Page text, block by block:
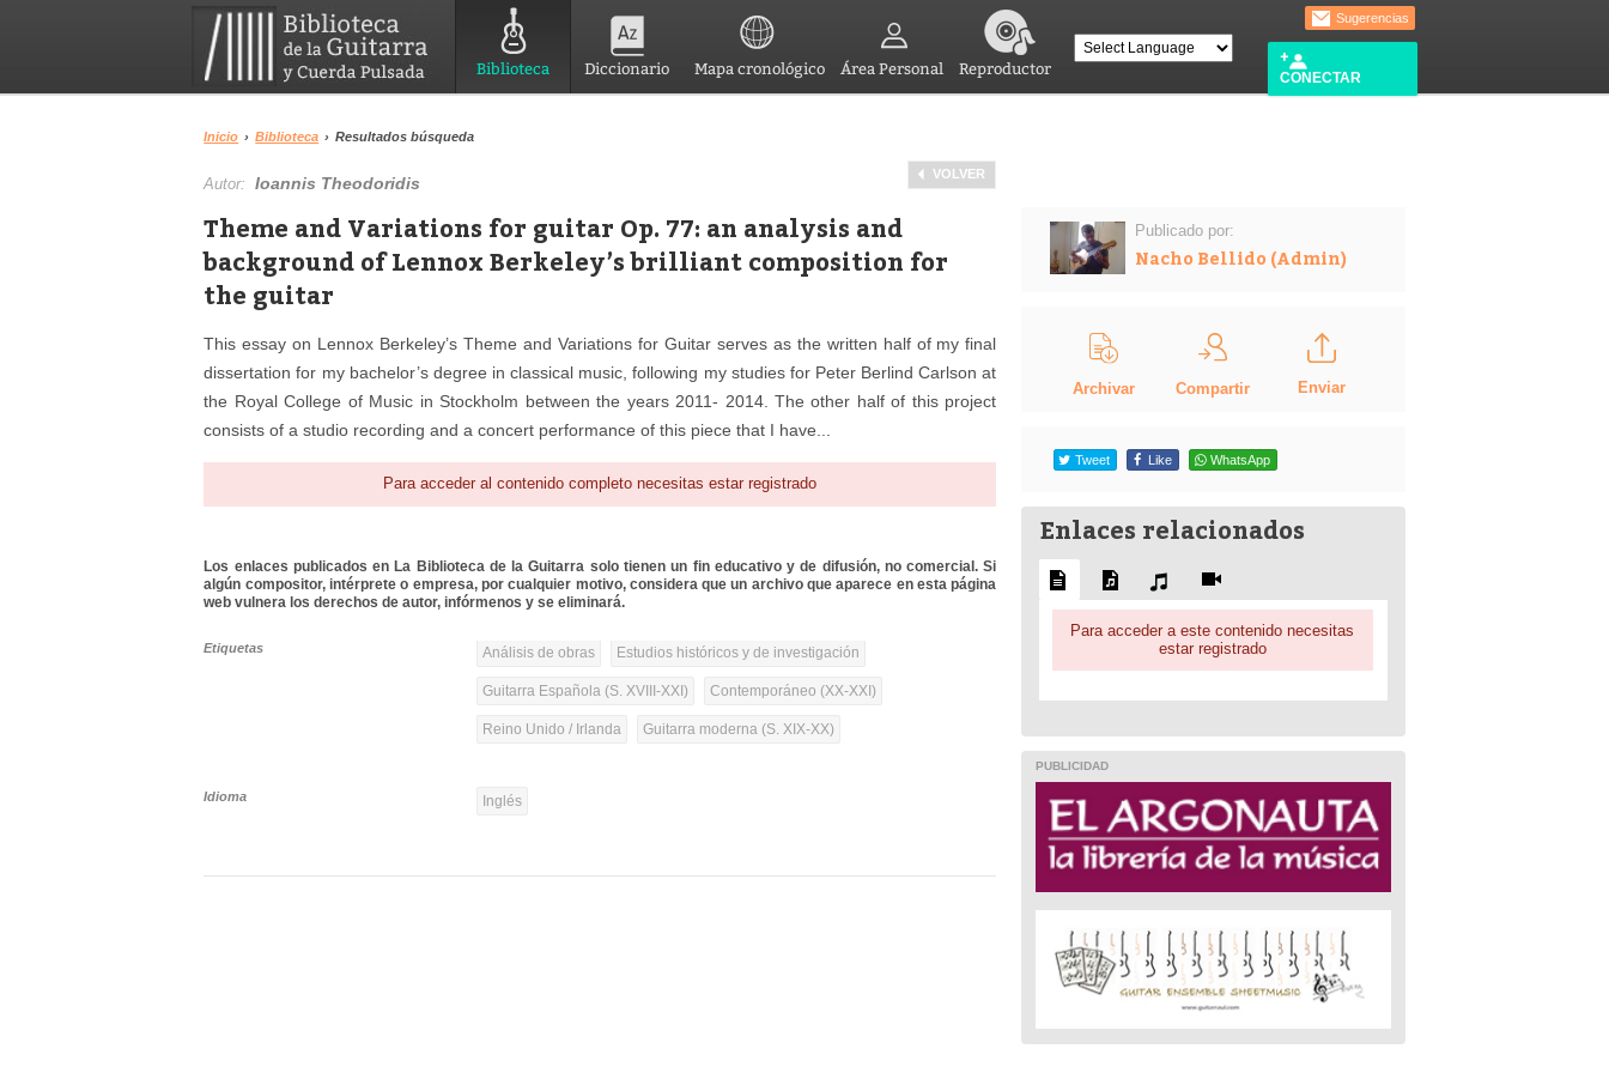
Biblioteca Diccionario Mapa cronológico Área Personal Reproductor
Sugerencias
CONECTAR
Inicio › Biblioteca › Resultados búsqueda
VOLVER
Autor:Ioannis Theodoridis
Theme and Variations for guitar Op. 77: an analysis and
background of Lennox Berkeley’s brilliant composition for
the guitar
This essay on Lennox Berkeley’s Theme and Variations for Guitar serves as the written half of my final
dissertation for my bachelor’s degree in classical music, following my studies for Peter Berlind Carlson at
the Royal College of Music in Stockholm between the years 2011- 2014. The other half of this project
consists of a studio recording and a concert performance of this piece that I have...
Para acceder al contenido completo necesitas estar registrado
Los enlaces publicados en La Biblioteca de la Guitarra solo tienen un fin educativo y de difusión, no comercial. Si
algún compositor, intérprete o empresa, por cualquier motivo, considera que un archivo que aparece en esta página
web vulnera los derechos de autor, infórmenos y se eliminará.
Etiquetas Análisis de obras Estudios históricos y de investigación
Guitarra Española (S. XVIII-XXI) Contemporáneo (XX-XXI)
Reino Unido / Irlanda Guitarra moderna (S. XIX-XX)
Idioma Inglés
Publicado por:
Nacho Bellido (Admin)
Archivar Compartir Enviar
Tweet Like WhatsApp
Enlaces relacionados
Para acceder a este contenido necesitas
estar registrado
PUBLICIDAD